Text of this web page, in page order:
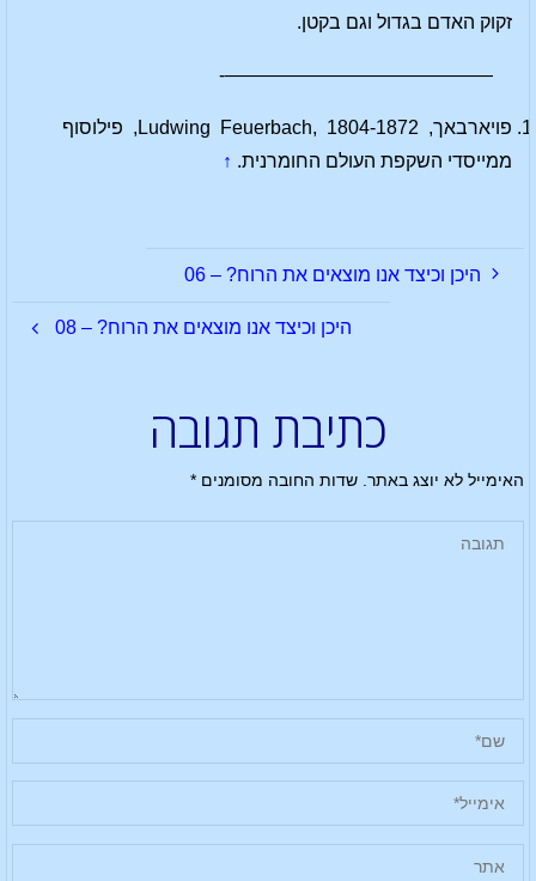
זקוק האדם בגדול וגם בקטן.
——————————————-
פויארבאך, Ludwing Feuerbach, 1804-1872, פילוסוף
ממייסדי השקפת העולם החומרנית. ↑
היכן וכיצד אנו מוצאים את הרוח? – 06
היכן וכיצד אנו מוצאים את הרוח? – 08
כתיבת תגובה
האימייל לא יוצג באתר. שדות החובה מסומנים*